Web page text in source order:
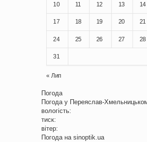
10 11 12 13 14
17 18 19 20 21
24 25 26 27 28
31
« Лип
Погода
Погода у Переяслав-
вологість:
тиск:
вітер:
Погода на sinoptik.ua